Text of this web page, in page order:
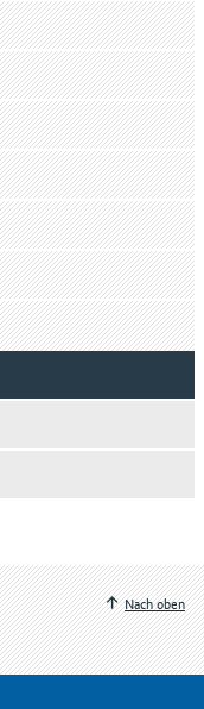
Nach oben